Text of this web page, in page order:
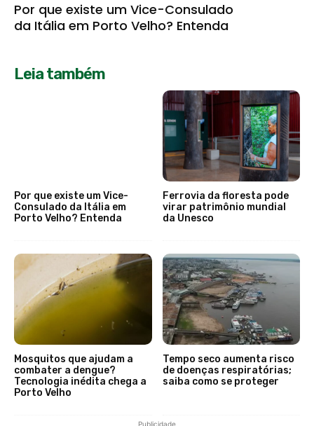
Por que existe um Vice-Consulado
da Itália em Porto Velho? Entenda
Leia também
Por que existe um Vice-
Consulado da Itália em
Porto Velho? Entenda
Ferrovia da floresta pode
virar patrimônio mundial
da Unesco
Mosquitos que ajudam a
combater a dengue?
Tecnologia inédita chega a
Porto Velho
Tempo seco aumenta risco
de doenças respiratórias;
saiba como se proteger
Publicidade